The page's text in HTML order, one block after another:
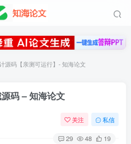
源码【亲测可运行】- 知海论文
码 – 知海论文
关注 私信
29 48 19